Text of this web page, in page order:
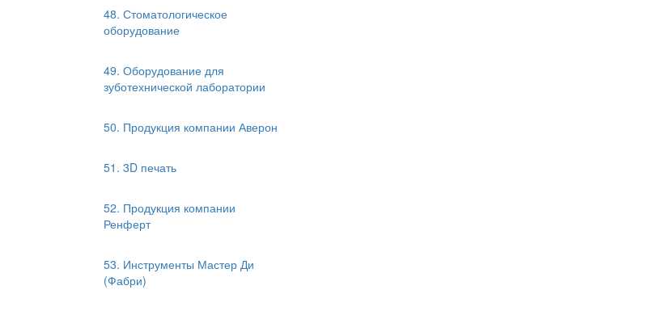
48. Стоматологическое
оборудование
49. Оборудование для
зуботехнической лаборатории
50. Продукция компании Аверон
51. 3D печать
52. Продукция компании
Ренферт
53. Инструменты Мастер Ди
(Фабри)